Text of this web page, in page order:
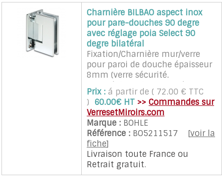
de plus ou moins 15°.
Les charnières sont vendues à
l'unité avec vis et cales.
Recommandé pour porte en
verre d'un poids maximum de
35 Kg et d'une largeur
maximum de 700 mm.
2 charnières sont nécessaires
pour une porte (quantité 2 0
sélectionner)
Charnière BILBAO aspect inox
pour pare-douches 90 degre
avec réglage poia Select 90
degre bilatéral
Fixation/Charnière mur/verre
pour paroi de douche épaisseur
8mm (verre sécurité.
Avec réglage du point zéro.
Cette charnière nécessite un
façonnage particulier du verre
(encoches).
L'ouverture de la porte peu être
faite à 90° dans les 2 sens.
L'écart entre leur et le verre est
de 8 mm.
Les charnières assurent un
Prix : á partir de ( 72.00 € TTC
) 60.00€ HT >> Commandes sur
VerresetMiroirs.com
Marque : BOHLE
Référence : BO5211517 [voir la
fiche]
Livraison toute France ou
Retrait gratuit.